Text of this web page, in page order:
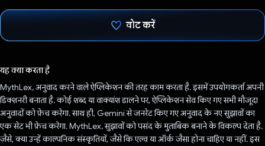
वोट करें
यह क्या करता है
MythLex, अनुवाद करने वाले ऐप्लिकेशन की तरह काम करता है. इसमें उपयोगकर्ता अपनी
डिक्शनरी बनाता है. कोई शब्द या वाक्यांश डालने पर, ऐप्लिकेशन सेव किए गए सभी मौजूदा
अनुवादों को फ़ेच करेगा. साथ ही, Gemini से जनरेट किए गए अनुवाद के नए सुझावों का
एक सेट भी फ़ेच करेगा. MythLex, सुझावों को पसंद के मुताबिक बनाने के विकल्प देता है.
जैसे, क्या उन्हें काल्पनिक संस्कृतियों, जैसे कि एल्व या ऑर्क जैसा होना चाहिए या नहीं. इस